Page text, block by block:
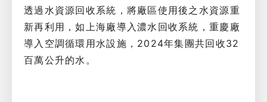
透過水資源回收系統，將廠區使用後之水資源重
新再利用，如上海廠導入濃水回收系統，重慶廠
導入空調循環用水設施，2024年集團共回收32
百萬公升的水。